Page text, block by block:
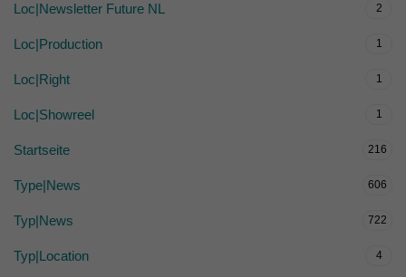
Loc|Newsletter Future NL 2
Loc|Production 1
Loc|Right 1
Loc|Showreel 1
Startseite 216
Type|News 606
Typ|News 722
Typ|Location 4